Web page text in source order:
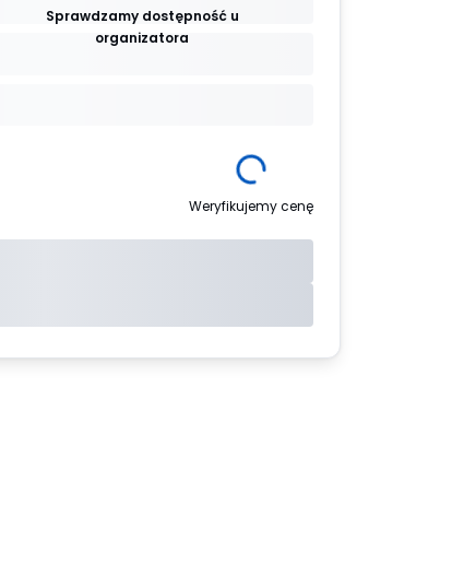
Sprawdzamy dostępność u
organizatora
Weryfikujemy cenę